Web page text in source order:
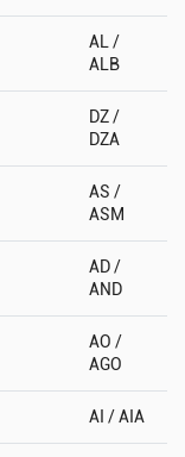
AL /
ALB
DZ /
DZA
AS /
ASM
AD /
AND
AO /
AGO
AI / AIA